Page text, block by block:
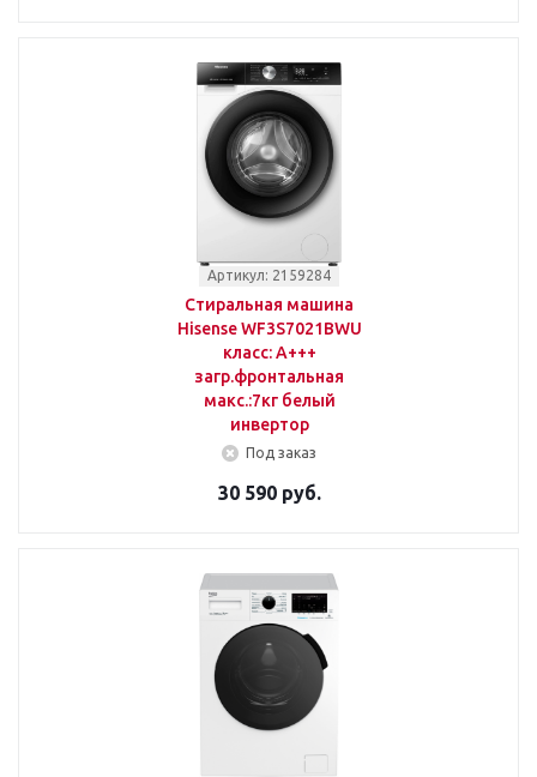
Артикул: 2159284
Стиральная машина
Hisense WF3S7021BWU
класс: A+++
загр.фронтальная
макс.:7кг белый
инвертор
Под заказ
30 590 руб.